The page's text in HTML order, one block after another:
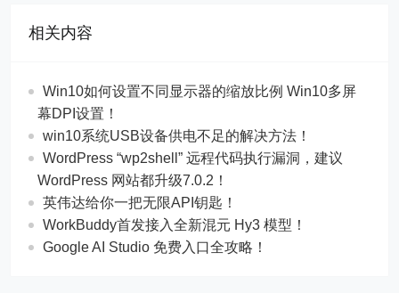
相关内容
Win10如何设置不同显示器的缩放比例 Win10多屏
幕DPI设置！
win10系统USB设备供电不足的解决方法！
WordPress “wp2shell” 远程代码执行漏洞，建议
WordPress 网站都升级7.0.2！
英伟达给你一把无限API钥匙！
WorkBuddy首发接入全新混元 Hy3 模型！
Google AI Studio 免费入口全攻略！